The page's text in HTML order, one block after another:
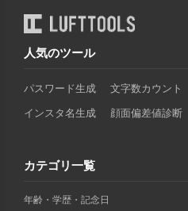
人気のツール
パスワード生成 文字数カウント
インスタ名生成 顔面偏差値診断
カテゴリ一覧
年齢・学歴・記念日